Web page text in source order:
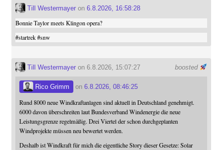
Till Westermayeron 6.8.2026, 16:58:28
Bonnie Taylor meets Klingon opera?
#startrek #snw
boosted
Till Westermayeron 6.8.2026, 15:07:27
Rico Grimm on 6.8.2026, 08:46:25
Rund 8000 neue Windkraftanlagen sind aktuell in Deutschland genehmigt.
6000 davon überschreiten laut Bundesverband Windenergie die neue
Leistungsgrenze regelmäßig. Drei Viertel der schon durchgeplanten
Windprojekte müssen neu bewertet werden.
Deshalb ist Windkraft für mich die eigentliche Story dieser Gesetze: Solar